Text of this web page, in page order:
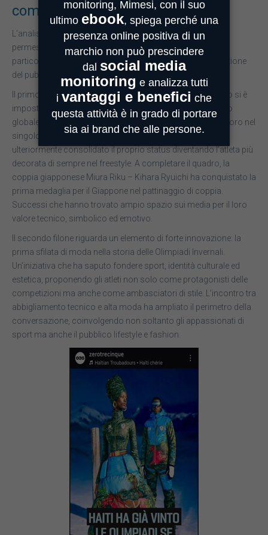
commentata a livello globale
L’analisi delle conversazioni in termini qualitativi ha inoltre
permesso di individuare altri due macro-filoni narrativi
particolarmente interessanti che hanno catalizzato l’attenzione
del pubblico e degli autori.
Il primo riguarda i trionfi sul ghiaccio. Il pattinaggio artistico si è
imposto come una delle discipline più commentate a livello
globale. L’americana Alysa Liu ha riportato il Team USA all’oro nel
singolo femminile dopo 24 anni, mentre Eileen Gu ha
ulteriormente consolidato il proprio status diventando l’atleta più
decorata di sempre nel freestyle. A completare il quadro, la
coppia giapponese Miura Riku – Kihara Ryuichi ha conquistato la
prima medaglia per il Giappone nel pattinaggio di coppia.
Successi che hanno trovato ampio spazio sui media per il loro
valore tecnico, simbolico ed emotivo.
Il secondo filone riguarda un elemento di forte innovazione: la
prima sfilata di moda nella storia delle Olimpiadi Invernali.
Un’iniziativa che ha saputo fondere sport, identità culturale ed
estetica, proponendo gli atleti non solo come protagonisti delle
competizioni ma anche come ambasciatori di stile. L’incontro tra
abbigliamento tecnico e alta moda ha ampliato il perimetro della
conversazione, coinvolgendo non soltanto gli appassionati di
sport ma anche il pubblico lifestyle e fashion.